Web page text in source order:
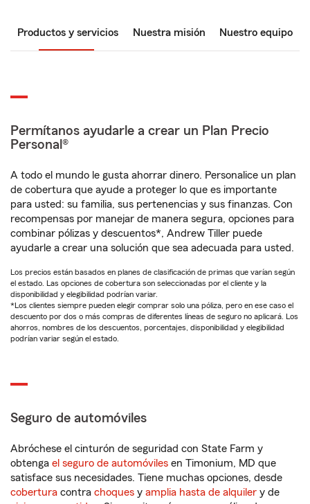
Productos y servicios Nuestra misión Nuestro equipo
Permítanos ayudarle a crear un Plan Precio
Personal®
A todo el mundo le gusta ahorrar dinero. Personalice un plan
de cobertura que ayude a proteger lo que es importante
para usted: su familia, sus pertenencias y sus finanzas. Con
recompensas por manejar de manera segura, opciones para
combinar pólizas y descuentos*, Andrew Tiller puede
ayudarle a crear una solución que sea adecuada para usted.
Los precios están basados en planes de clasificación de primas que varían según
el estado. Las opciones de cobertura son seleccionadas por el cliente y la
disponibilidad y elegibilidad podrían variar.
*Los clientes siempre pueden elegir comprar solo una póliza, pero en ese caso el
descuento por dos o más compras de diferentes líneas de seguro no aplicará. Los
ahorros, nombres de los descuentos, porcentajes, disponibilidad y elegibilidad
podrían variar según el estado.
Seguro de automóviles
Abróchese el cinturón de seguridad con State Farm y
obtenga el seguro de automóviles en Timonium, MD que
satisface sus necesidades. Tiene muchas opciones, desde
cobertura contra choques y amplia hasta de alquiler y de